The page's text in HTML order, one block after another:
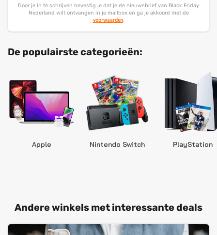
Door je in te schrijven bevestig je dat je de nieuwsbrief van Black Friday
Nederland wilt ontvangen in je mailbox en ga je akkoord met de
voorwaarden.
De populairste categorieën:
Apple Nintendo Switch PlayStation
Andere winkels met interessante deals